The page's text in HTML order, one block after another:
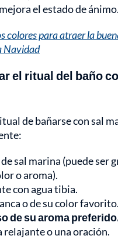
el estado de ánimo.
colores para atraer la
Navidad
el ritual del baño
de bañarse con sal
sal marina (puede ser
o aroma).
con agua tibia.
o de su color favorito.
de su aroma
relajante o una oración.